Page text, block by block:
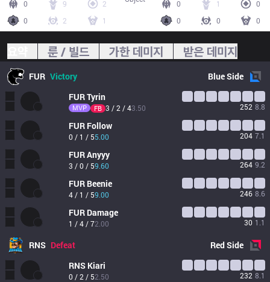
0 9
2
0
2 1
0 1
0
0
0 0
룬 / 빌드 가한 데미지 받은 데미지
FUR Victory BlueSide
FURTyrin
MVP FB 3 / 2 / 43.50 252 8.8
FUR Follow
0 / 1 / 55.00 204 7.1
FURAnyyy
3 / 0 / 59.60 264 9.2
FUR Beenie
4 / 1 / 59.00 246 8.6
FUR Damage
1 / 4 / 72.00 30 1.1
RNS Defeat RedSide
RNS Kiari
0 / 2 / 52.50 232 8.1